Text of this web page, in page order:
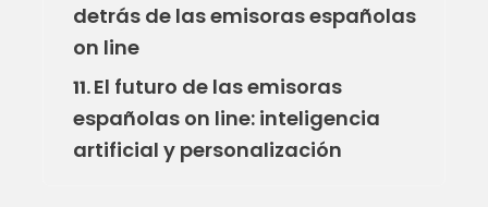
detrás de las emisoras españolas
on line
11.El futuro de las emisoras
españolas on line: inteligencia
artificial y personalización